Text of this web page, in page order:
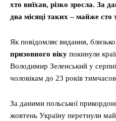
хто виїхав, різко зросла. За
два місяці таких – майже сто
Як повідомляє видання, близько
призовного віку покинули
Володимир Зеленський у
чоловікам до 23 років
За даними польської
жовтень Україну перетнули